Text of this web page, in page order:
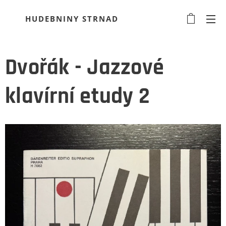
HUDEBNINY STRNAD
Dvořák - Jazzové
klavírní etudy 2